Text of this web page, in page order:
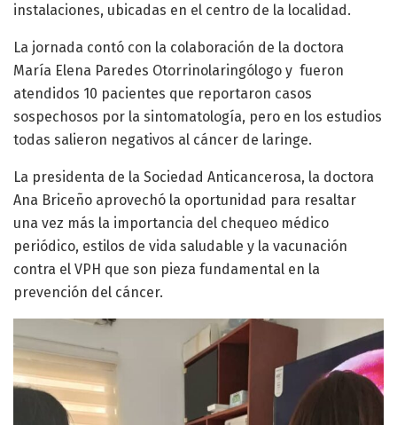
instalaciones, ubicadas en el centro de la localidad.
La jornada contó con la colaboración de la doctora
María Elena Paredes Otorrinolaringólogo y fueron
atendidos 10 pacientes que reportaron casos
sospechosos por la sintomatología, pero en los estudios
todas salieron negativos al cáncer de laringe.
La presidenta de la Sociedad Anticancerosa, la doctora
Ana Briceño aprovechó la oportunidad para resaltar
una vez más la importancia del chequeo médico
periódico, estilos de vida saludable y la vacunación
contra el VPH que son pieza fundamental en la
prevención del cáncer.